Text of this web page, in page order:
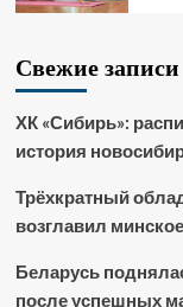
Свежие записи
ХК «Сибирь»:
история
Трёхкратный
возглавил
Беларусь
после успешных